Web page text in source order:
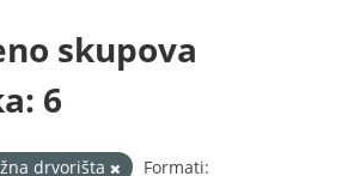
skupova
6
drvorišta
Formati: